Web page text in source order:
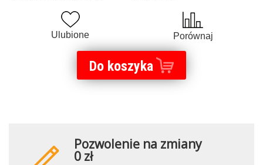
Do koszyka
Ulubione Porównaj
Pozwolenie na zmiany
0 zł